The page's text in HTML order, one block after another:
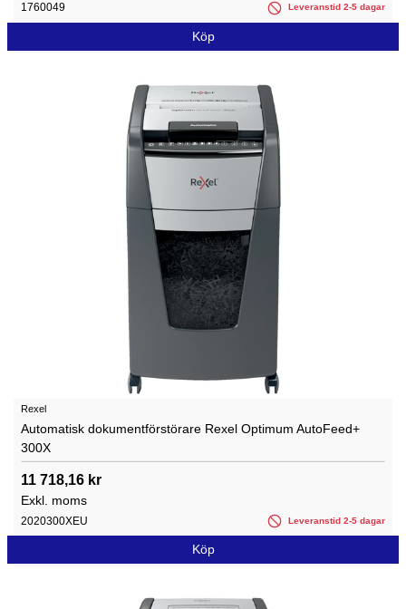
1760049 Leveranstid 2-5 dagar
Köp
Rexel
Automatisk dokumentförstörare Rexel Optimum AutoFeed+
300X
11 718,16 kr
Exkl. moms
2020300XEU Leveranstid 2-5 dagar
Köp